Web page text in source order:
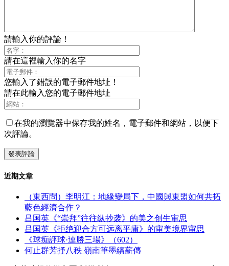
請輸入你的評論！
請在這裡輸入你的名字
您輸入了錯誤的電子郵件地址！
請在此輸入您的電子郵件地址
在我的瀏覽器中保存我的姓名，電子郵件和網站，以便下
次評論。
近期文章
（東西問）李明江：地緣變局下，中國與東盟如何共拓
藍色經濟合作？
吕国英《“崇拜”往往纵抄袭》的美之创生审思
吕国英《拒绝迎合方可远离平庸》的审美境界审思
《球痴評球·連勝三場》（602）
何止群芳抒八秩 嶺南筆墨續薪傳